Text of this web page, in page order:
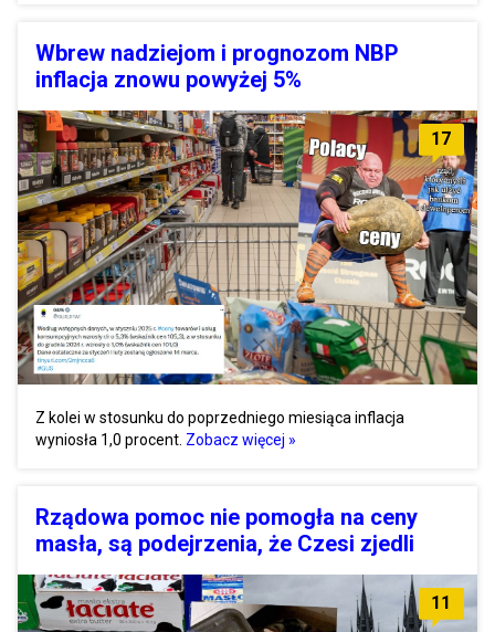
Wbrew nadziejom i prognozom NBP
inflacja znowu powyżej 5%
17
Z kolei w stosunku do poprzedniego miesiąca inflacja
wyniosła 1,0 procent. Zobacz więcej »
Rządowa pomoc nie pomogła na ceny
masła, są podejrzenia, że Czesi zjedli
11